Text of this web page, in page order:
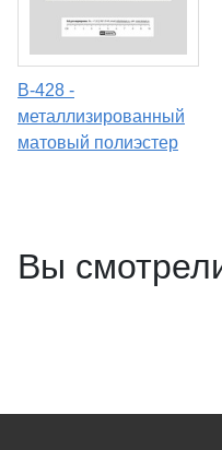
B-428 -
металлизированный
матовый полиэстер
Вы